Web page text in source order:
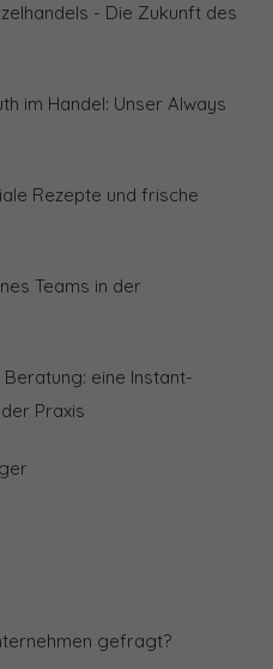
- Die Zukunft des
im Handel: Unser Always
Rezepte und frische
Teams in der
eine Instant-
Praxis
gefragt?